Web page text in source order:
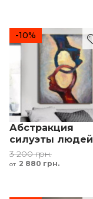
-10%
Абстракция
силуэты людей
красный синий
желтый
3 200 грн.
от 2 880 грн.